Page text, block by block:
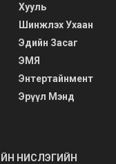
Хууль
Шинжлэх Ухаан
Эдийн Засаг
ЭМЯ
Энтертайнмент
Эрүүл Мэнд
НИСЛЭГИЙН